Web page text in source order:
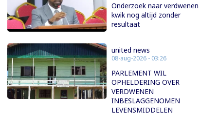
Onderzoek naar verdwenen
kwik nog altijd zonder
resultaat
united news
08-aug-2026 - 03:26
PARLEMENT WIL
OPHELDERING OVER
VERDWENEN
INBESLAGGENOMEN
LEVENSMIDDELEN